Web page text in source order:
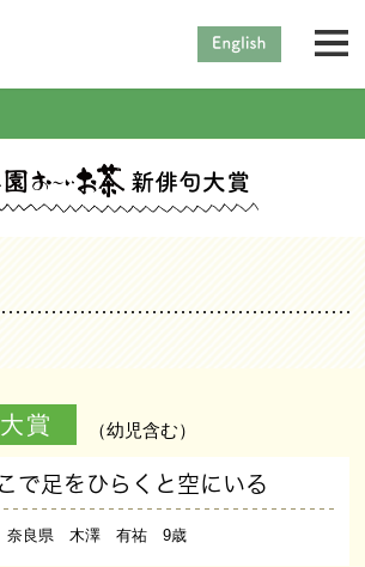
賞 （幼児含む）
で足をひらくと空にいる
奈良県 木澤 有祐 9歳